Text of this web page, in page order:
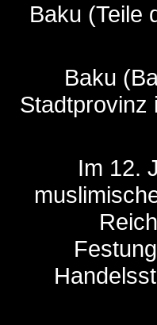
Baku (Teile
Baku
Stadtprovinz
Im 12.